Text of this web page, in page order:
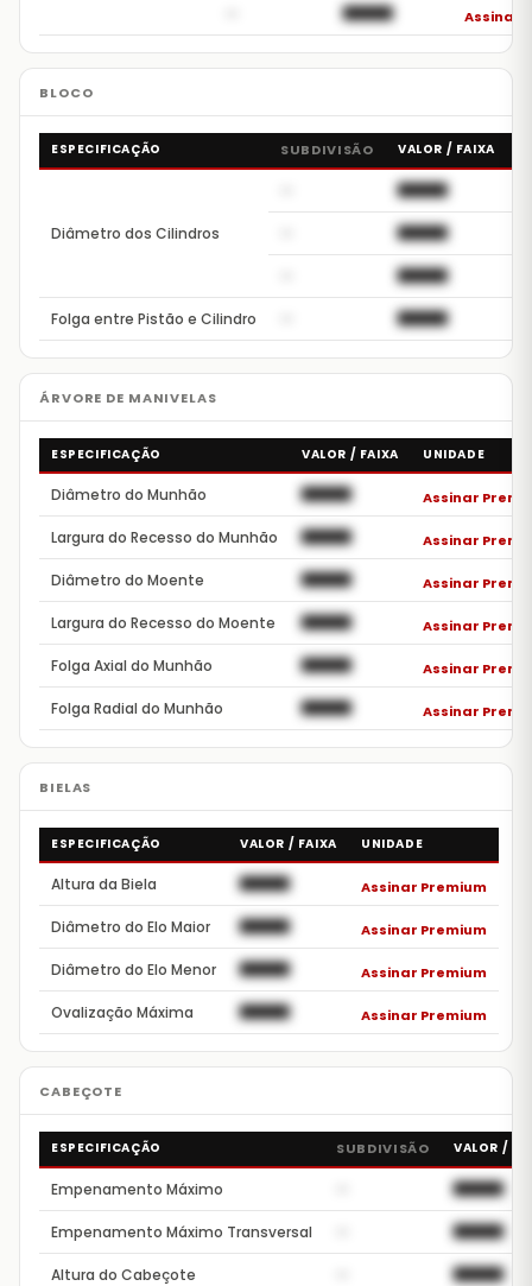
██████ Assinar
ESPECIFICAÇÃO SUBDIVISÃO VALOR / FAIXA
Diâmetro dos Cilindros
██████
██████
██████
Folga entre Pistão e Cilindro ██████
ESPECIFICAÇÃO VALOR / FAIXA UNIDADE
Diâmetro do Munhão ██████ Assinar
Largura do Recesso do Munhão ██████ Assinar
Diâmetro do Moente ██████ Assinar
Largura do Recesso do Moente ██████ Assinar
Folga Axial do Munhão ██████ Assinar
Folga Radial do Munhão ██████ Assinar
ESPECIFICAÇÃO VALOR / FAIXA UNIDADE
Altura da Biela ██████ Assinar Premium
Diâmetro do Elo Maior ██████ Assinar Premium
Diâmetro do Elo Menor ██████ Assinar Premium
Ovalização Máxima ██████ Assinar Premium
ESPECIFICAÇÃO SUBDIVISÃO VALOR /
Empenamento Máximo ██████
Empenamento Máximo Transversal ██████
Altura do Cabeçote ██████